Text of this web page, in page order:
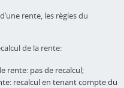
rente, les règles du
de la rente:
rente: pas de recalcul;
recalcul en tenant compte du